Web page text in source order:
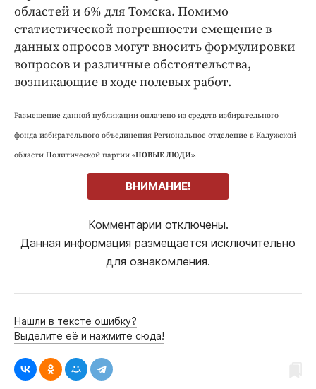
областей и 6% для Томска. Помимо
статистической погрешности смещение в
данных опросов могут вносить формулировки
вопросов и различные обстоятельства,
возникающие в ходе полевых работ.
Размещение данной публикации оплачено из средств избирательного
фонда избирательного объединения Региональное отделение в Калужской
области Политической партии «НОВЫЕ ЛЮДИ».
ВНИМАНИЕ!
Комментарии отключены.
Данная информация размещается исключительно
для ознакомления.
Нашли в тексте ошибку?
Выделите её и нажмите сюда!